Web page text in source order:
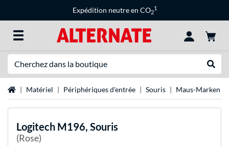
Expédition neutre en CO2
1
Page d'accueil
Matériel Périphériques d'entrée Souris Maus-Marken
Logitech M196, Souris
(Rose)